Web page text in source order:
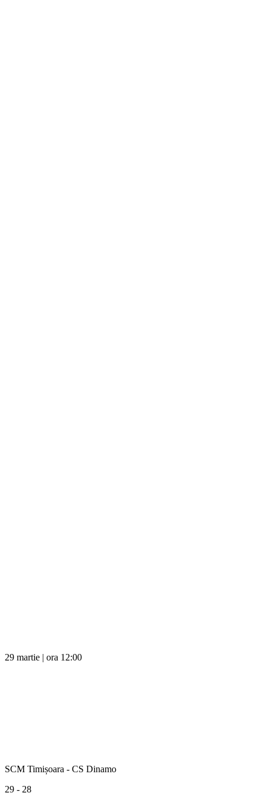
29 martie | ora 12:00
SCM Timișoara - CS Dinamo
29 - 28